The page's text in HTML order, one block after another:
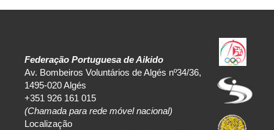
Federação Portuguesa de Aikido
Av. Bombeiros Voluntários de Algés nº34/36,
1495-020 Algés
+351 926 161 015
(Chamada para rede móvel nacional)
Localização